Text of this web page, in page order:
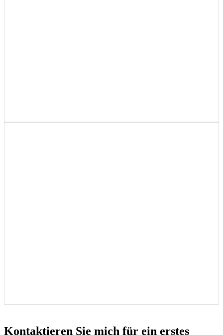
Kontaktieren Sie mich für ein erstes